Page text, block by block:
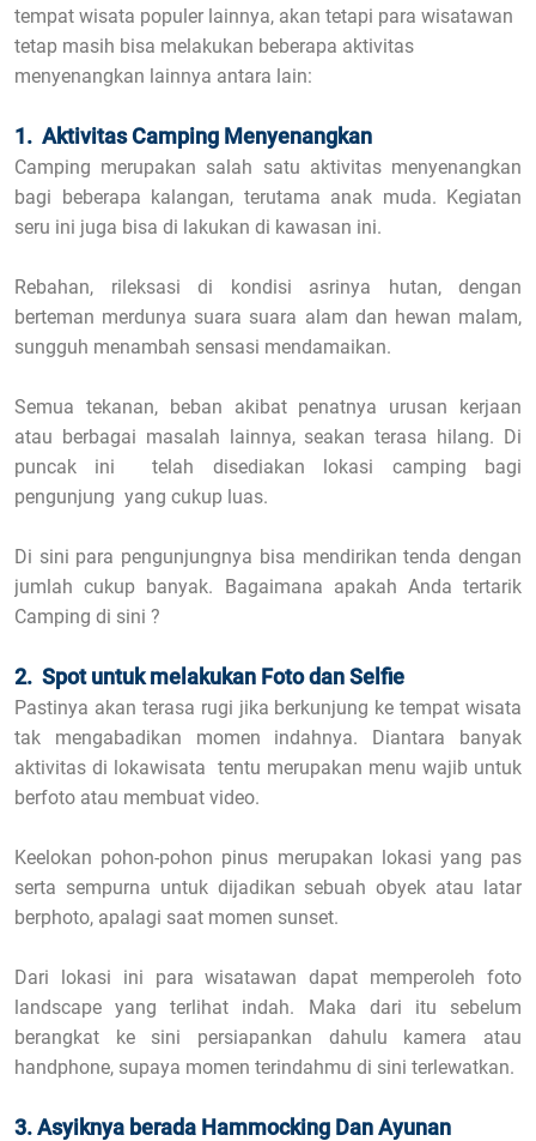
tempat wisata populer lainnya, akan tetapi para wisatawan
tetap masih bisa melakukan beberapa aktivitas
menyenangkan lainnya antara lain:
1. Aktivitas Camping Menyenangkan
Camping merupakan salah satu aktivitas menyenangkan
bagi beberapa kalangan, terutama anak muda. Kegiatan
seru ini juga bisa di lakukan di kawasan ini.
Rebahan, rileksasi di kondisi asrinya hutan, dengan
berteman merdunya suara suara alam dan hewan malam,
sungguh menambah sensasi mendamaikan.
Semua tekanan, beban akibat penatnya urusan kerjaan
atau berbagai masalah lainnya, seakan terasa hilang. Di
puncak ini telah disediakan lokasi camping bagi
pengunjung yang cukup luas.
Di sini para pengunjungnya bisa mendirikan tenda dengan
jumlah cukup banyak. Bagaimana apakah Anda tertarik
Camping di sini ?
2. Spot untuk melakukan Foto dan Selfie
Pastinya akan terasa rugi jika berkunjung ke tempat wisata
tak mengabadikan momen indahnya. Diantara banyak
aktivitas di lokawisata tentu merupakan menu wajib untuk
berfoto atau membuat video.
Keelokan pohon-pohon pinus merupakan lokasi yang pas
serta sempurna untuk dijadikan sebuah obyek atau latar
berphoto, apalagi saat momen sunset.
Dari lokasi ini para wisatawan dapat memperoleh foto
landscape yang terlihat indah. Maka dari itu sebelum
berangkat ke sini persiapankan dahulu kamera atau
handphone, supaya momen terindahmu di sini terlewatkan.
3. Asyiknya berada Hammocking Dan Ayunan